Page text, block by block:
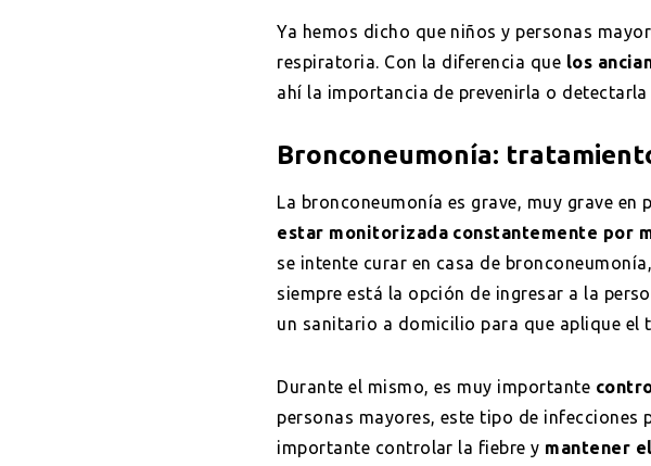
Ya hemos dicho que niños y personas
respiratoria. Con la diferencia que los
ahí la importancia de prevenirla o
Bronconeumonía:
La bronconeumonía es grave, muy grave
estar monitorizada constantemente por
se intente curar en casa de
siempre está la opción de ingresar a la
un sanitario a domicilio para que aplique el
Durante el mismo, es muy importante
personas mayores, este tipo de infecciones
importante controlar la fiebre y mantener